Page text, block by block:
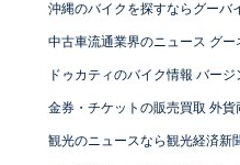
沖縄のバイクを探すならグーバ
中古車流通業界のニュース グー
ドゥカティのバイク情報 バージ
金券・チケットの販売買取 外貨
観光のニュースなら観光経済新